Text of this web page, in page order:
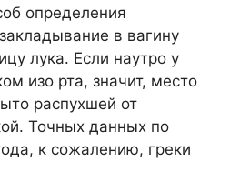
определения
в вагину
лука. Если наутро у
изо рта, значит, место
распухшей от
Точных данных по
к сожалению, греки